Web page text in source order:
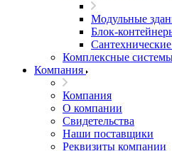
Модульные
Блок-
Комплексные
Компания
Компания
О компании
Свидетельства
Наши поставщики
Реквизиты компании